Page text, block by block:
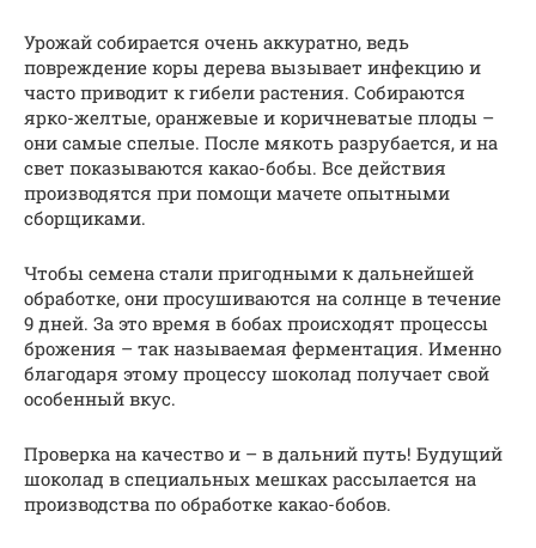
Урожай собирается очень аккуратно, ведь
повреждение коры дерева вызывает инфекцию и
часто приводит к гибели растения. Собираются
ярко-желтые, оранжевые и коричневатые плоды –
они самые спелые. После мякоть разрубается, и на
свет показываются какао-бобы. Все действия
производятся при помощи мачете опытными
сборщиками.
Чтобы семена стали пригодными к дальнейшей
обработке, они просушиваются на солнце в течение
9 дней. За это время в бобах происходят процессы
брожения – так называемая ферментация. Именно
благодаря этому процессу шоколад получает свой
особенный вкус.
Проверка на качество и – в дальний путь! Будущий
шоколад в специальных мешках рассылается на
производства по обработке какао-бобов.